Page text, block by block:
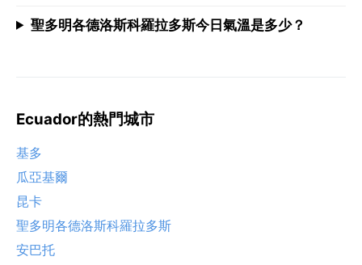
聖多明各德洛斯科羅拉多斯今日氣溫是多少？
Ecuador的熱門城市
基多
瓜亞基爾
昆卡
聖多明各德洛斯科羅拉多斯
安巴托